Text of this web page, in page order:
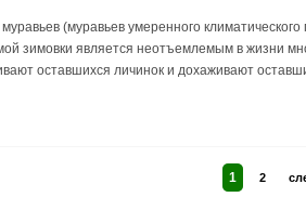
(муравьев умеренного
зимовки является неотъемлемым в жизни
оставшихся личинок и дохаживают
1 2